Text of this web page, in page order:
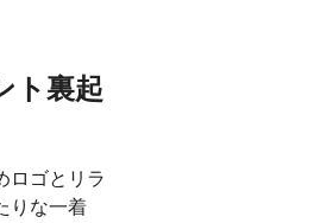
ト裏起
ロゴとリラ
りな一着